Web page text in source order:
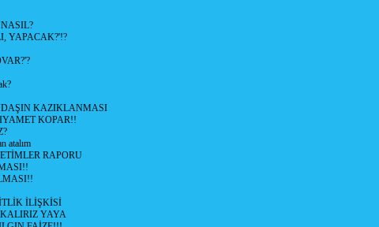
YAPACAK?'!?
KAZIKLANMASI
KOPAR!!
atalım
RAPORU
İLİŞKİSİ
YAYA